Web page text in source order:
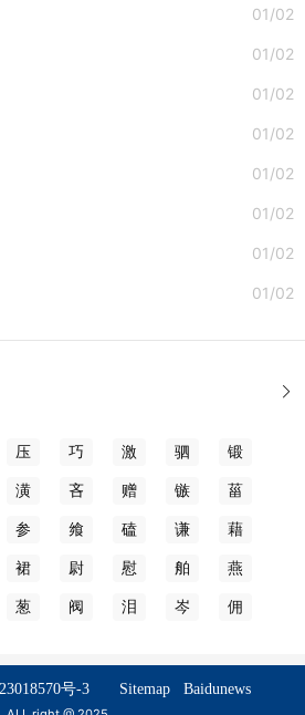
01/02
01/02
01/02
01/02
01/02
01/02
01/02
01/02

压 巧 激 驷 锻
潢 吝 赠 镞 菑
参 飨 磕 谦 藉
裙 尉 慰 舶 燕
葱 阀 泪 岑 佣
号-3 Sitemap Baidunews